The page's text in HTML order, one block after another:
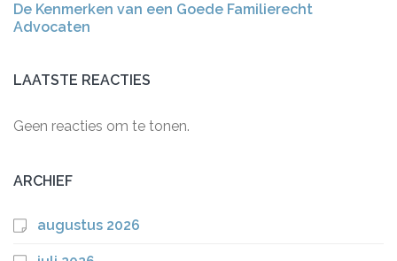
De Kenmerken van een Goede Familierecht
Advocaten
LAATSTE REACTIES
Geen reacties om te tonen.
ARCHIEF
augustus 2026